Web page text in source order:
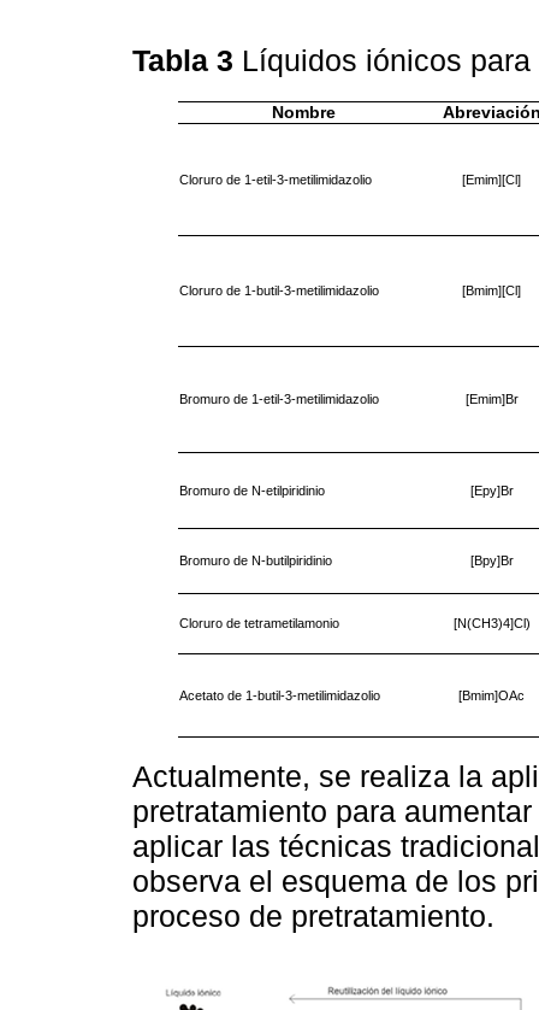
Tabla 3 Líquidos iónicos
Nombre
Cloruro de 1-etil-3-metilimidazolio [Emim][Cl]
Cloruro de 1-butil-3-metilimidazolio [Bmim][Cl]
Bromuro de 1-etil-3-metilimidazolio [Emim]Br
Bromuro de N-etilpiridinio [Epy]Br
Bromuro de N-butilpiridinio [Bpy]Br
Cloruro de tetrametilamonio [N(CH3)4]Cl)
Acetato de 1-butil-3-metilimidazolio [Bmim]OAc
Actualmente, se realiza la
pretratamiento para
aplicar las técnicas
observa el esquema de los
proceso de pretratamiento.